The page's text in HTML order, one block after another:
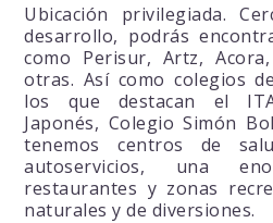
Ubicación privilegiada.
desarrollo, podrás
como Perisur, Artz,
otras. Así como colegios
los que destacan el
Japonés, Colegio Simón
tenemos centros de
autoservicios, una
restaurantes y zonas
naturales y de diversiones.